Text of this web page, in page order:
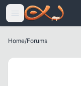
Icerige atla
Home/Forums